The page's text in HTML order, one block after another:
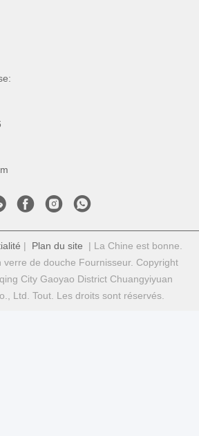
| Plan du site | La Chine est bonne.
verre de douche Fournisseur. Copyright
City Gaoyao District Chuangyiyuan
Ltd. Tout. Les droits sont réservés.